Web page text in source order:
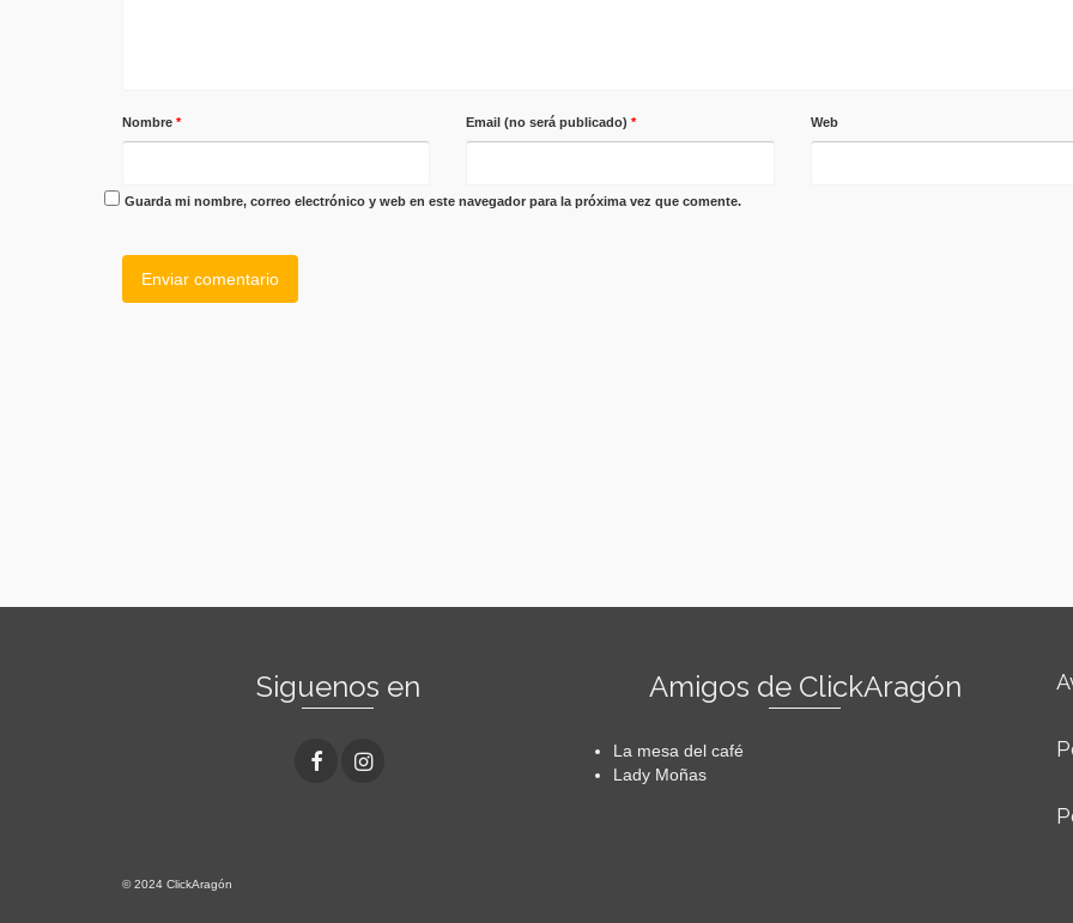
Nombre * Email (no será publicado)* Web
Guarda mi nombre, correo electrónico y web en este navegador para la próxima vez que comente.
Siguenos en Amigos de ClickAragón
La mesa del café
Lady Moñas
© 2024 ClickAragón